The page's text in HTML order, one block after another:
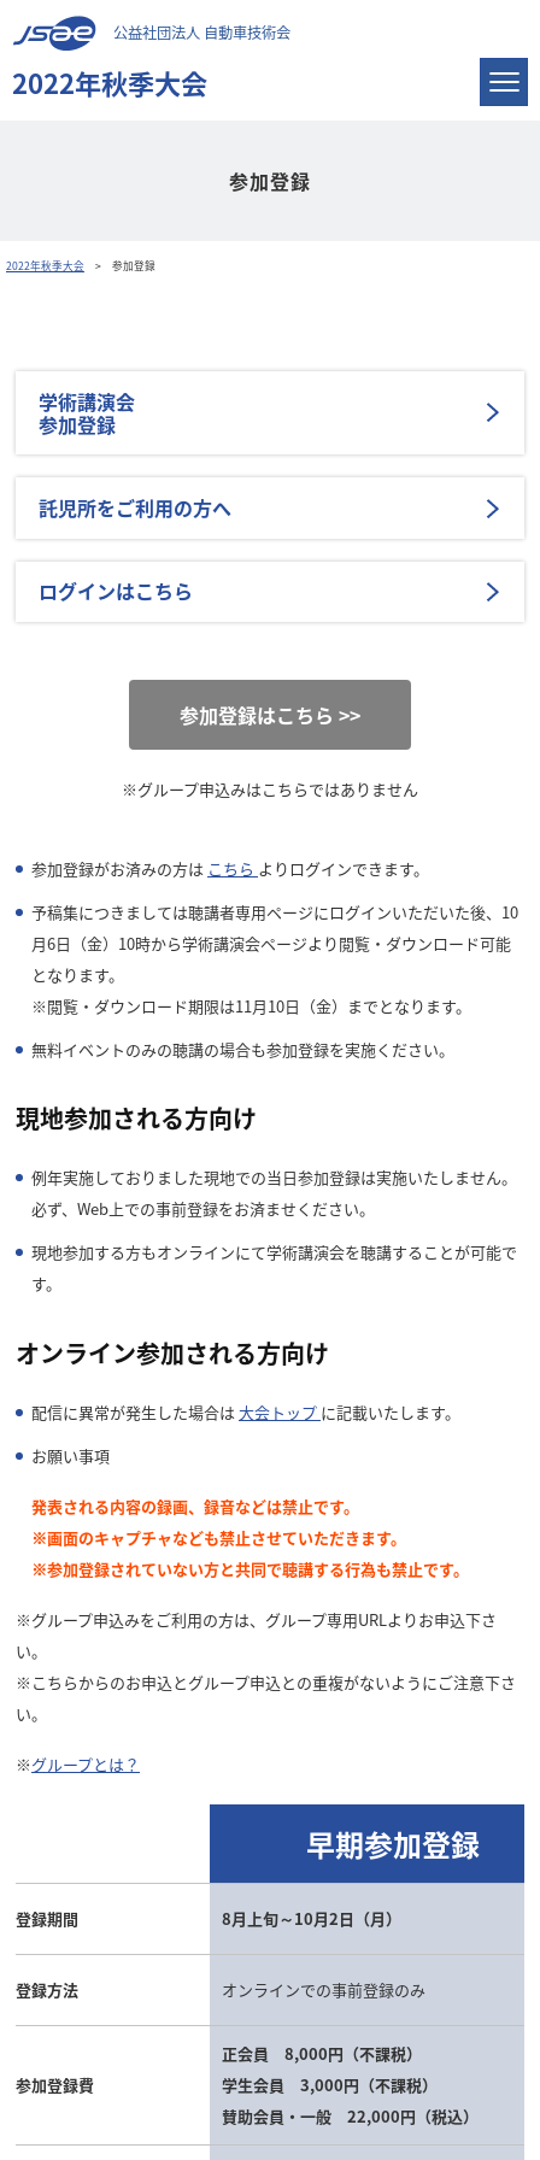
2022年秋季大会
公益社団法人 自動車技術会
参加登録
2022年秋季大会 参加登録
学術講演会
参加登録
託児所をご利用の方へ
ログインはこちら
参加登録はこちら >>
※グループ申込みはこちらではありません
参加登録がお済みの方は こちら よりログインできます。
予稿集につきましては聴講者専用ページにログインいただいた後、10
月6日（金）10時から学術講演会ページより閲覧・ダウンロード可能
となります。
※閲覧・ダウンロード期限は11月10日（金）までとなります。
無料イベントのみの聴講の場合も参加登録を実施ください。
現地参加される方向け
例年実施しておりました現地での当日参加登録は実施いたしません。
必ず、Web上での事前登録をお済ませください。
現地参加する方もオンラインにて学術講演会を聴講することが可能で
す。
オンライン参加される方向け
配信に異常が発生した場合は大会トップ に記載いたします。
お願い事項
発表される内容の録画、録音などは禁止です。
※画面のキャプチャなども禁止させていただきます。
※参加登録されていない方と共同で聴講する行為も禁止です。
※グループ申込みをご利用の方は、グループ専用URLよりお申込下さ
い。
※こちらからのお申込とグループ申込との重複がないようにご注意下さ
い。
※グループとは？
早期参加登録
登録期間 8月上旬～10月2日（月）
登録方法 オンラインでの事前登録のみ
参加登録費
正会員 8,000円（不課税）
学生会員 3,000円（不課税）
賛助会員・一般 22,000円（税込）